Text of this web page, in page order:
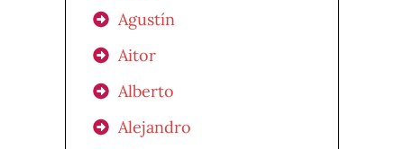
Agustín
Aitor
Alberto
Alejandro